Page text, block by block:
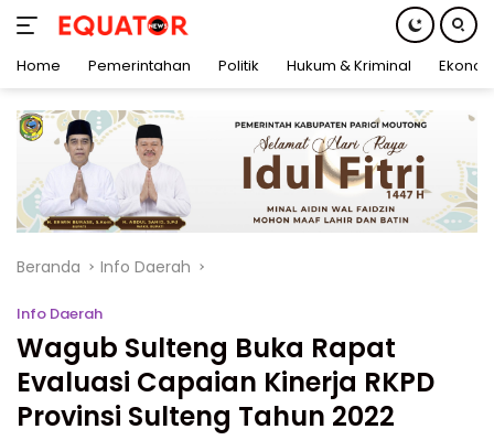
konten
Home Pemerintahan Politik Hukum & Kriminal
Beranda Info Daerah
Info Daerah
Wagub Sulteng Buka Rapat
Evaluasi Capaian Kinerja RKPD
Provinsi Sulteng Tahun 2022